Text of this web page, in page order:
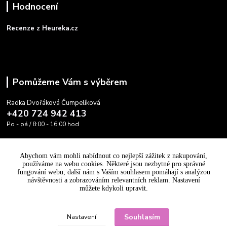
Hodnocení
Recenze z Heureka.cz
Pomůžeme Vám s výběrem
Radka Dvořáková Čumpelíková
+420 724 942 413
Po - pá / 8:00 - 16:00 hod
Upravit sběr cookies.
Abychom vám mohli nabídnout co nejlepší zážitek z nakupování,
používáme na webu cookies. Některé jsou nezbytné pro správné
fungování webu, další nám s Vaším souhlasem pomáhají s analýzou
návštěvnosti a zobrazováním relevantních reklam. Nastavení
můžete kdykoli upravit.
Nastavení Souhlasím